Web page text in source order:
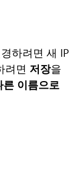
하려면 새 IP
려면 저장을
른 이름으로